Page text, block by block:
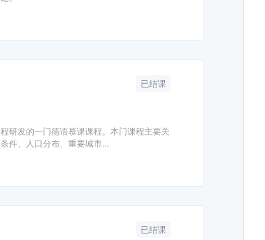
已结课
研发的一门德语慕课课程。本门课程主要关
件、人口分布、重要城市...
已结课